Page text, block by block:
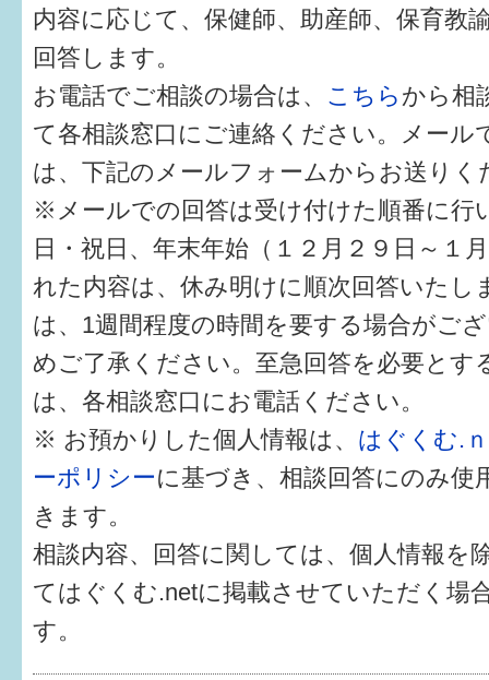
内容に応じて、保健師、助産師、保育教
回答します。
お電話でご相談の場合は、 こちら から相
て各相談窓口にご連絡ください。メール
は、下記のメールフォームからお送りく
※メールでの回答は受け付けた順番に行
日・祝日、年末年始（１２月２９日～１
れた内容は、休み明けに順次回答いたし
は、1週間程度の時間を要する場合がご
めご了承ください。至急回答を必要とす
は、各相談窓口にお電話ください。
※ お預かりした個人情報は、 はぐくむ.
ーポリシーに基づき、相談回答にのみ使
きます。
相談内容、回答に関しては、個人情報を
てはぐくむ.netに掲載させていただく場
す。
届出・手当・助成
健診・予防接種
仲間づくり・遊び場
子どもを預けたい
入園・入学
相談したい
さまざまな支援
子育てカレンダー
妊娠
出産〜3か月
3か月〜6か月
6か月〜1歳
1歳〜3歳